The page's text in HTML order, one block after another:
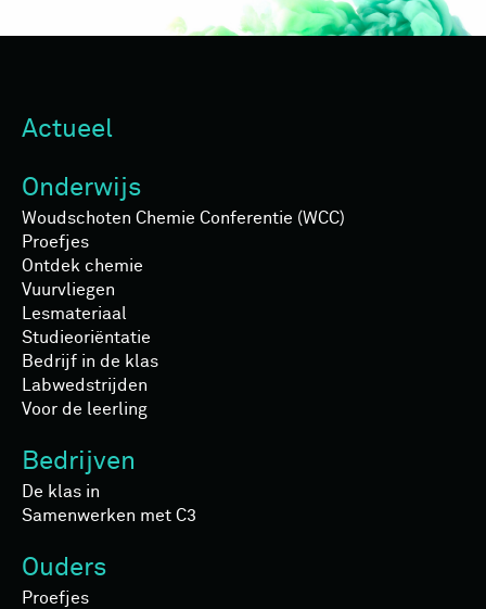
Actueel
Onderwijs
Woudschoten Chemie Conferentie (WCC)
Proefjes
Ontdek chemie
Vuurvliegen
Lesmateriaal
Studieoriëntatie
Bedrijf in de klas
Labwedstrijden
Voor de leerling
Bedrijven
De klas in
Samenwerken met C3
Ouders
Proefjes